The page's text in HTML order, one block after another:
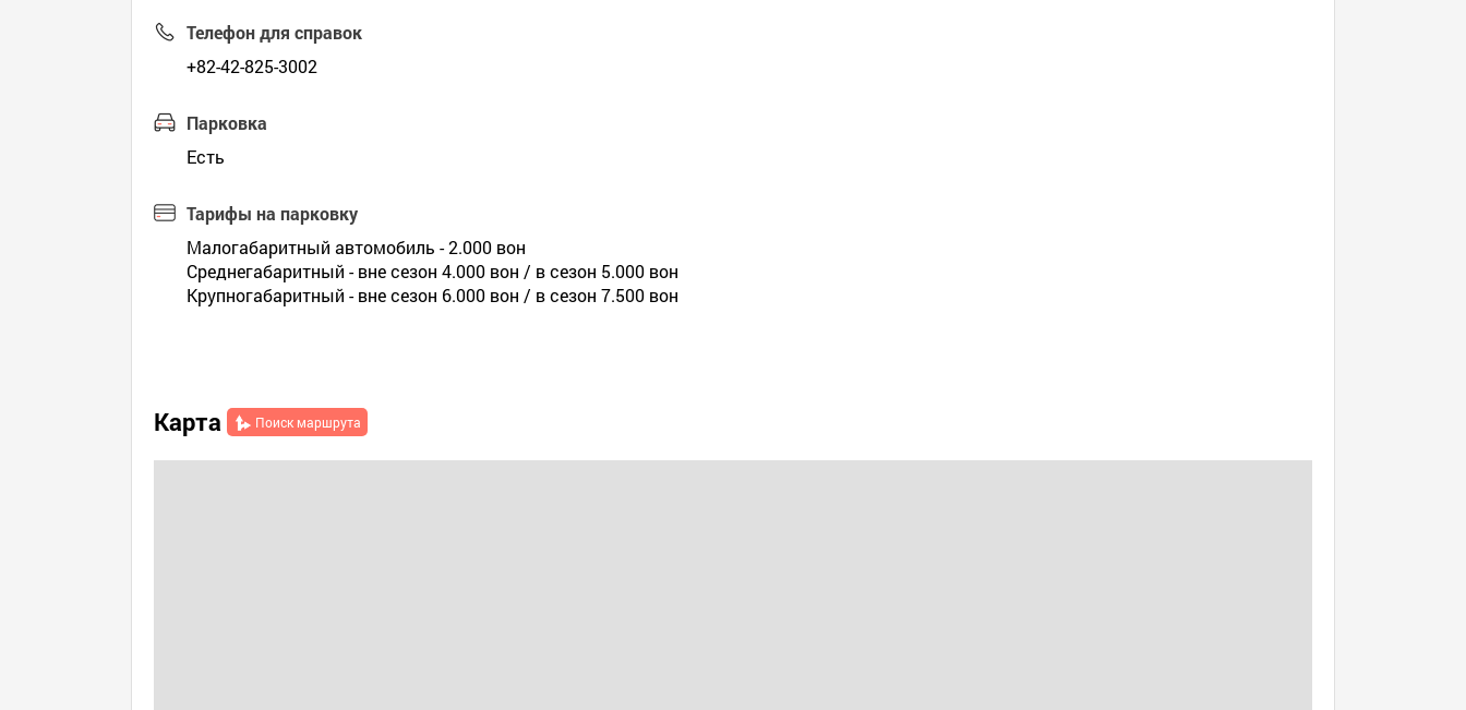
Телефон для справок
+82-42-825-3002
Парковка
Есть
Тарифы на парковку
Малогабаритный автомобиль - 2.000 вон
Среднегабаритный - вне сезон 4.000 вон / в сезон 5.000 вон
Крупногабаритный - вне сезон 6.000 вон / в сезон 7.500 вон
Карта Поиск маршрута